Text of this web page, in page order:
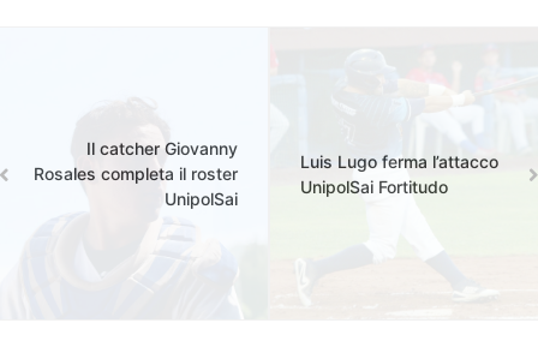
Il catcher Giovanny
Rosales completa il roster
UnipolSai
Luis Lugo ferma l’attacco
UnipolSai Fortitudo